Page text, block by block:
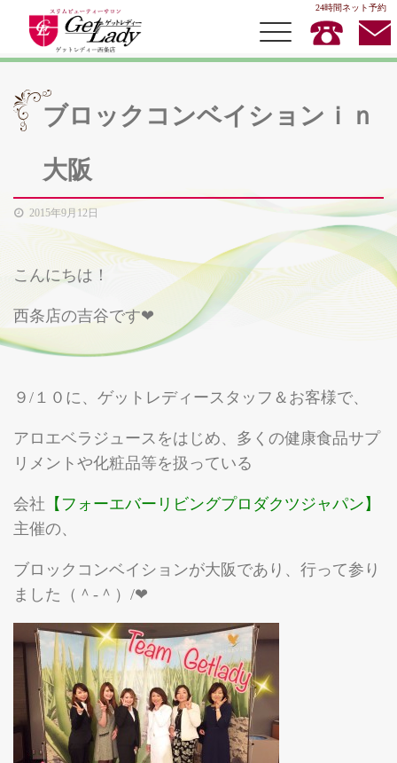
24時間ネット予約
MENU
店内キャンペーン
スタッフ紹介
お客様の声
ブロックコンベイションｉｎ
大阪
2015年9月12日
こんにちは！
西条店の吉谷です❤
９/１０に、ゲットレディースタッフ＆お客様で、
アロエベラジュースをはじめ、多くの健康食品サプ
リメントや化粧品等を扱っている
会社 【フォーエバーリビングプロダクツジャパン】
主催の、
ブロックコンベイションが大阪であり、行って参り
ました（＾-＾）/❤